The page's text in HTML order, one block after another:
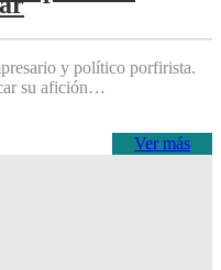
y político porfirista.
su afición…
Ver más